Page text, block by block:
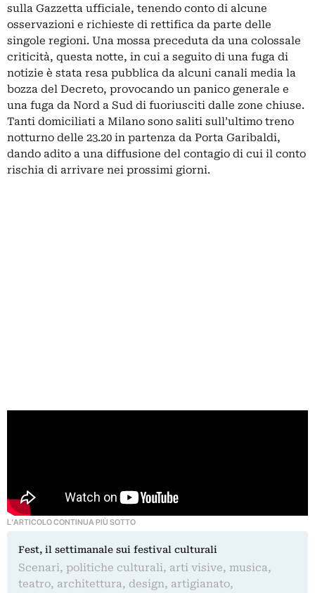
sulla Gazzetta ufficiale, tenendo conto di alcune
osservazioni e richieste di rettifica da parte delle
singole regioni. Una mossa preceduta da una colossale
criticità, questa notte, in cui a seguito di una fuga di
notizie è stata resa pubblica da alcuni canali media la
bozza del Decreto, provocando un panico generale e
una fuga da Nord a Sud di fuoriusciti dalle zone chiuse.
Tanti domiciliati a Milano sono saliti sull’ultimo treno
notturno delle 23.20 in partenza da Porta Garibaldi,
dando adito a una diffusione del contagio di cui il conto
rischia di arrivare nei prossimi giorni.
L'ARTICOLO CONTINUA PIÙ SOTTO
Fest, il settimanale sui festival culturali
Scenari, politiche culturali, arti visive, musica,
teatro, architettura, design, artigianato,